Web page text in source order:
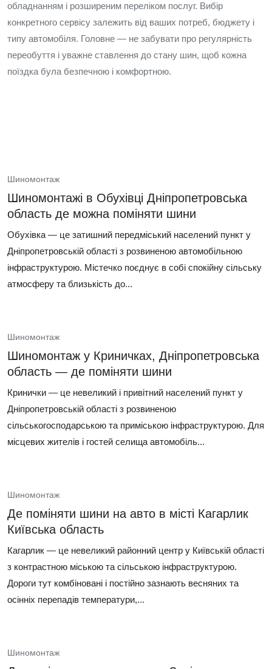
обладнанням і розширеним переліком послуг. Вибір
конкретного сервісу залежить від ваших потреб, бюджету і
типу автомобіля. Головне — не забувати про регулярність
переобуття і уважне ставлення до стану шин, щоб кожна
поїздка була безпечною і комфортною.
Шиномонтаж
Шиномонтажі в Обухівці Дніпропетровська
область де можна поміняти шини
Обухівка — це затишний передміський населений пункт у
Дніпропетровській області з розвиненою автомобільною
інфраструктурою. Містечко поєднує в собі спокійну сільську
атмосферу та близькість до...
Шиномонтаж
Шиномонтаж у Криничках, Дніпропетровська
область — де поміняти шини
Кринички — це невеликий і привітний населений пункт у
Дніпропетровській області з розвиненою
сільськогосподарською та приміською інфраструктурою. Для
місцевих жителів і гостей селища автомобіль...
Шиномонтаж
Де поміняти шини на авто в місті Кагарлик
Київська область
Кагарлик — це невеликий районний центр у Київській області
з контрастною міською та сільською інфраструктурою.
Дороги тут комбіновані і постійно зазнають весняних та
осінніх перепадів температури,...
Шиномонтаж